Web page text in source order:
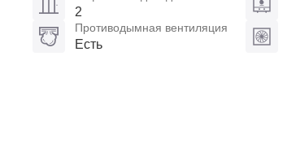
2
Противодымная вентиляция
Есть